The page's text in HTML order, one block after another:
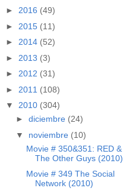
► 2016 (49)
► 2015 (11)
► 2014 (52)
► 2013 (3)
► 2012 (31)
► 2011 (108)
▼ 2010 (304)
► diciembre (24)
▼ noviembre (10)
Movie # 350&351: RED &
The Other Guys (2010)
Movie # 349 The Social
Network (2010)